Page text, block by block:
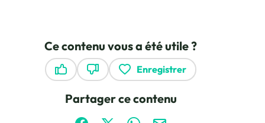
Ce contenu vous a été utile ?
Enregistrer
Partager ce contenu